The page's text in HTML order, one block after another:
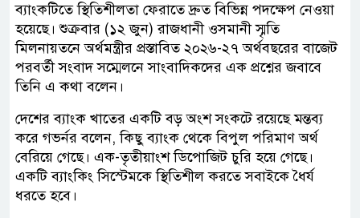
ব্যাংকটিতে স্থিতিশীলতা ফেরাতে দ্রুত বিভিন্ন পদক্ষেপ নেওয়া
হয়েছে। শুক্রবার (১২ জুন) রাজধানী ওসমানী স্মৃতি
মিলনায়তনে অর্থমন্ত্রীর প্রস্তাবিত ২০২৬-২৭ অর্থবছরের বাজেট
পরবর্তী সংবাদ সম্মেলনে সাংবাদিকদের এক প্রশ্নের জবাবে
তিনি এ কথা বলেন।
দেশের ব্যাংক খাতের একটি বড় অংশ সংকটে রয়েছে মন্তব্য
করে গভর্নর বলেন, কিছু ব্যাংক থেকে বিপুল পরিমাণ অর্থ
বেরিয়ে গেছে। এক-তৃতীয়াংশ ডিপোজিট চুরি হয়ে গেছে।
একটি ব্যাংকিং সিস্টেমকে স্থিতিশীল করতে সবাইকে ধৈর্য
ধরতে হবে।